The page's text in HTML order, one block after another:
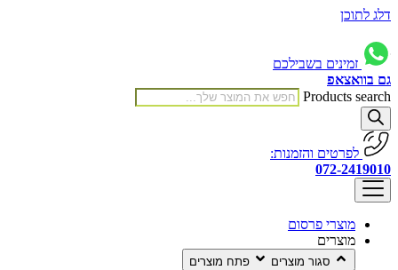
דלג לתוכן
זמינים בשבילכם
גם בוואצאפ
Products search
לפרטים והזמנות:
072-2419010
מוצרי פרסום
מוצרים
סגור מוצרים פתח מוצרים